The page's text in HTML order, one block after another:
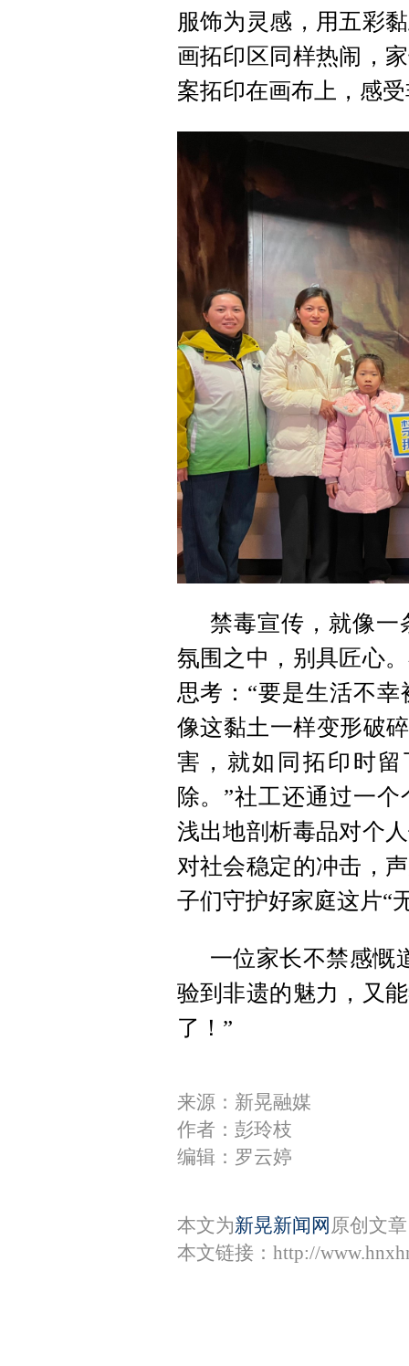
服饰为灵感，用五彩
画拓印区同样热闹，
案拓印在画布上，感
禁毒宣传，就像一
氛围之中，别具匠心
思考：“要是生活不
像这黏土一样变形破
害，就如同拓印时
除。”社工还通过一
浅出地剖析毒品对个
对社会稳定的冲击，
子们守护好家庭这片“
一位家长不禁感慨
验到非遗的魅力，又
了！”
来源：新晃融媒
作者：彭玲枝
编辑：罗云婷
本文为新晃新闻网 原创文
本文链接： http://